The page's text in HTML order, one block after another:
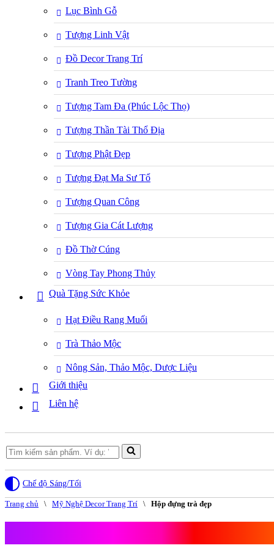
Lục Bình Gỗ
Tượng Linh Vật
Đồ Decor Trang Trí
Tranh Treo Tường
Tượng Tam Đa (Phúc Lộc Thọ)
Tượng Thần Tài Thổ Địa
Tượng Phật Đẹp
Tượng Đạt Ma Sư Tổ
Tượng Quan Công
Tượng Gia Cát Lượng
Đồ Thờ Cúng
Vòng Tay Phong Thủy
Quà Tặng Sức Khỏe
Hạt Điều Rang Muối
Trà Thảo Mộc
Nông Sản, Thảo Mộc, Dược Liệu
Giới thiệu
Liên hệ
Search
for...
Chế độ Sáng/Tối
Trang chủ \ Mỹ Nghệ Decor Trang Trí \ Hộp đựng trà đẹp